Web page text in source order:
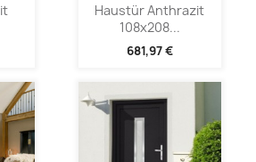
Haustür Anthrazit
108x208...
681,97 €